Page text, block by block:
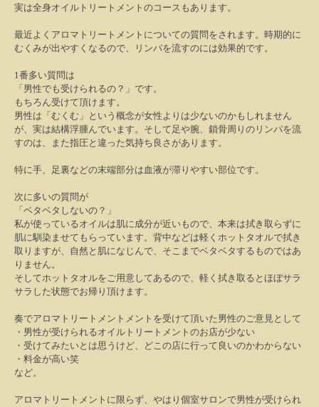
実は全身オイルトリートメントのコースもあります。
最近よくアロマトリートメントについての質問をされます。時期的に
むくみが出やすくなるので、リンパを流すのには効果的です。
1番多い質問は
「男性でも受けられるの？」です。
もちろん受けて頂けます。
男性は「むくむ」という概念が女性よりは少ないのかもしれません
が、実は結構浮腫んでいます。そして足や腕、鎖骨周りのリンパを流
すのは、また指圧と違った気持ち良さがあります。
特に手、足裏などの末端部分は血液が滞りやすい部位です。
次に多いの質問が
「ベタベタしないの？」
私が使っているオイルは肌に成分が近いもので、本来は拭き取らずに
肌に馴染ませてもらっています。背中などは軽くホットタオルで拭き
取りますが、自然と肌になじんで、そこまでベタベタするものではあ
りません。
そしてホットタオルをご用意してあるので、軽く拭き取るとほぼサラ
サラした状態でお帰り頂けます。
奏でアロマトリートメントメントを受けて頂いた男性のご意見として
・男性が受けられるオイルトリートメントのお店が少ない
・受けてみたいとは思うけど、どこの店に行って良いのかわからない
・料金が高い笑
など。
アロマトリートメントに限らず、やはり個室サロンで男性が受けられ